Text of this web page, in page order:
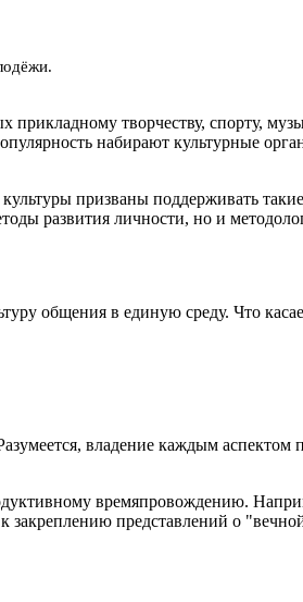
творчеству, спорту,
набирают культурные
призваны поддерживать
развития личности, но и
общения в единую среду. Что
владение каждым аспектом
времяпровождению.
закреплению представлений о